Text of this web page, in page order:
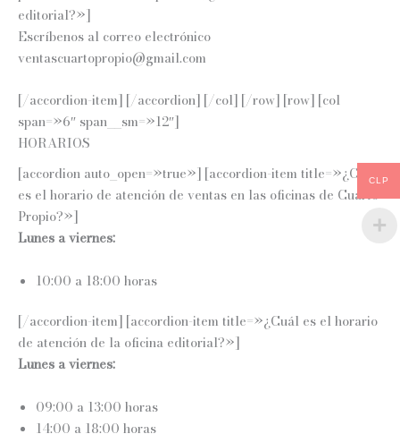
editorial?»]
Escríbenos al correo electrónico
ventascuartopropio@gmail.com
[/accordion-item] [/accordion] [/col] [/row] [row] [col
span=»6″ span__sm=»12″]
HORARIOS
[accordion auto_open=»true»] [accordion-item title=»¿Cuál
es el horario de atención de ventas en las oficinas de Cuarto
Propio?»]
Lunes a viernes:
10:00 a 18:00 horas
[/accordion-item] [accordion-item title=»¿Cuál es el horario
de atención de la oficina editorial?»]
Lunes a viernes:
09:00 a 13:00 horas
14:00 a 18:00 horas
CLP